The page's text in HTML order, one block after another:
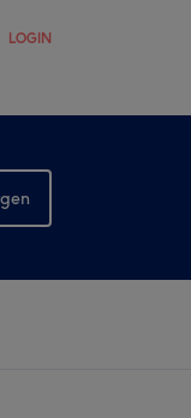
LOGIN